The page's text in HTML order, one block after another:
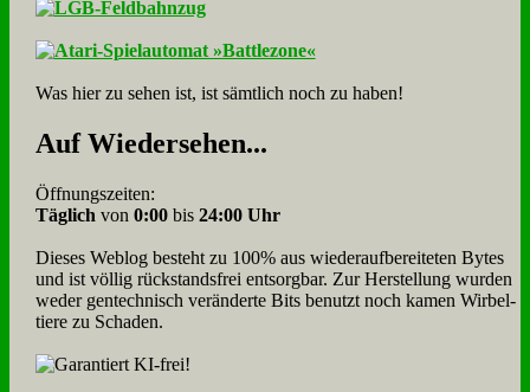
Was hier zu sehen ist, ist sämt­lich noch zu haben!
Auf Wie­der­se­hen...
Öffnungszeiten:
Täglich von 0:00bis 24:00 Uhr
Dieses Weblog besteht zu 100% aus wie­der­auf­bereite­ten Bytes
und ist völlig rück­stands­frei ent­sorg­bar. Zur Herstellung wurden
weder gen­tech­nisch veränderte Bits benutzt noch kamen Wir­bel­
tiere zu Scha­den.